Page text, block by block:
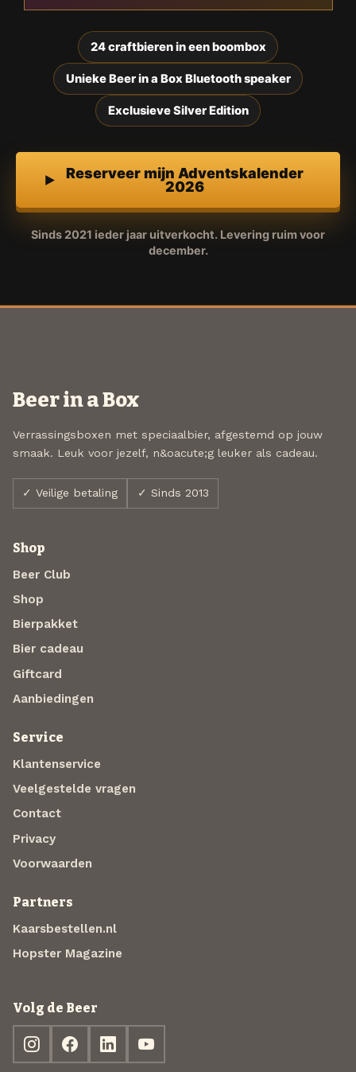
24 craftbieren in een boombox
Unieke Beer in a Box Bluetooth speaker
Exclusieve Silver Edition
Reserveer mijn Adventskalender
2026
Sinds 2021 ieder jaar uitverkocht. Levering ruim voor
december.
Beer in a Box
Verrassingsboxen met speciaalbier, afgestemd op jouw
smaak. Leuk voor jezelf, n&oacute;g leuker als cadeau.
✓ Veilige betaling ✓ Sinds 2013
Shop
Beer Club
Shop
Bierpakket
Bier cadeau
Giftcard
Aanbiedingen
Service
Klantenservice
Veelgestelde vragen
Contact
Privacy
Voorwaarden
Partners
Kaarsbestellen.nl
Hopster Magazine
Volg de Beer